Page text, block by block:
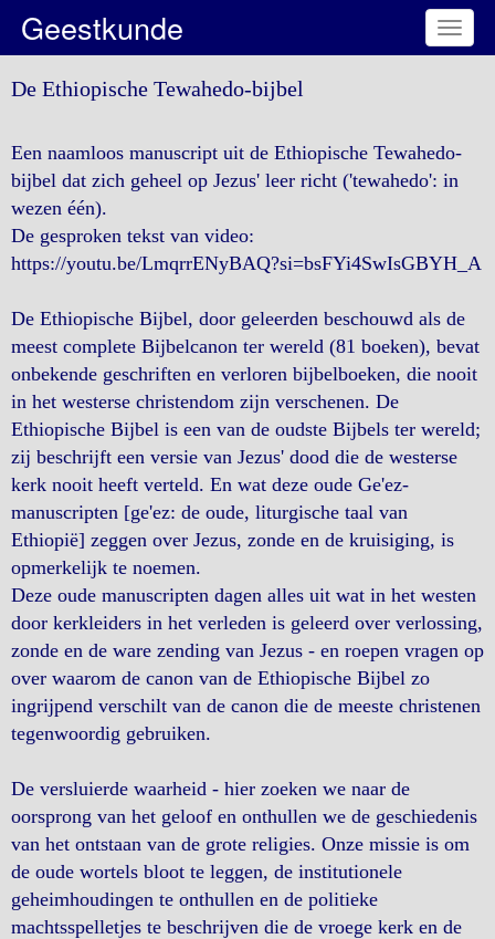
Toggle
Geestkunde
De Ethiopische Tewahedo-bijbel
Een naamloos manuscript uit de Ethiopische Tewahedo-
bijbel dat zich geheel op Jezus' leer richt ('tewahedo': in
wezen één).
De gesproken tekst van video:
https://youtu.be/LmqrrENyBAQ?si=bsFYi4SwIsGBYH_A
De Ethiopische Bijbel, door geleerden beschouwd als de
meest complete Bijbelcanon ter wereld (81 boeken), bevat
onbekende geschriften en verloren bijbelboeken, die nooit
in het westerse christendom zijn verschenen. De
Ethiopische Bijbel is een van de oudste Bijbels ter wereld;
zij beschrijft een versie van Jezus' dood die de westerse
kerk nooit heeft verteld. En wat deze oude Ge'ez-
manuscripten [ge'ez: de oude, liturgische taal van
Ethiopië] zeggen over Jezus, zonde en de kruisiging, is
opmerkelijk te noemen.
Deze oude manuscripten dagen alles uit wat in het westen
door kerkleiders in het verleden is geleerd over verlossing,
zonde en de ware zending van Jezus - en roepen vragen op
over waarom de canon van de Ethiopische Bijbel zo
ingrijpend verschilt van de canon die de meeste christenen
tegenwoordig gebruiken.
De versluierde waarheid - hier zoeken we naar de
oorsprong van het geloof en onthullen we de geschiedenis
van het ontstaan van de grote religies. Onze missie is om
de oude wortels bloot te leggen, de institutionele
geheimhoudingen te onthullen en de politieke
machtsspelletjes te beschrijven die de vroege kerk en de